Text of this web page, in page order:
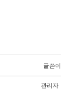
글쓴이
관리자